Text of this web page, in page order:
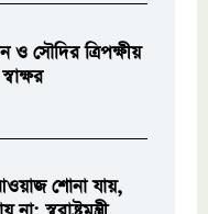
ও সৌদির ত্রিপক্ষীয়
শোনা যায়,